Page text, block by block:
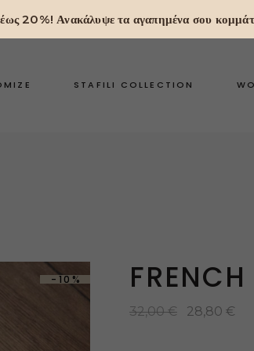
STAFILI COLLECTION
-10%
32,00€ 28,80 €
έως 20%! Ανακάλυψε τα αγαπημένα σου